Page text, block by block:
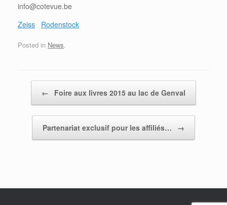
info@cotevue.be
Zeiss
Rodenstock
Posted in News.
← Foire aux livres 2015 au lac de Genval
Partenariat exclusif pour les affiliés… →